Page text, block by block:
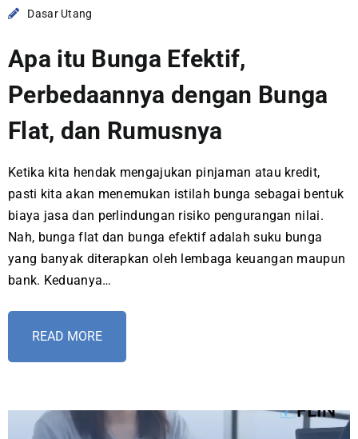
Dasar Utang
Apa itu Bunga Efektif,
Perbedaannya dengan Bunga
Flat, dan Rumusnya
Ketika kita hendak mengajukan pinjaman atau kredit,
pasti kita akan menemukan istilah bunga sebagai bentuk
biaya jasa dan perlindungan risiko pengurangan nilai.
Nah, bunga flat dan bunga efektif adalah suku bunga
yang banyak diterapkan oleh lembaga keuangan maupun
bank. Keduanya…
READ MORE